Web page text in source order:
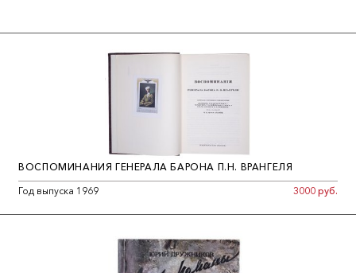
ВОСПОМИНАНИЯ ГЕНЕРАЛА БАРОНА П.Н. ВРАНГЕЛЯ
Год выпуска 1969
3000 руб.